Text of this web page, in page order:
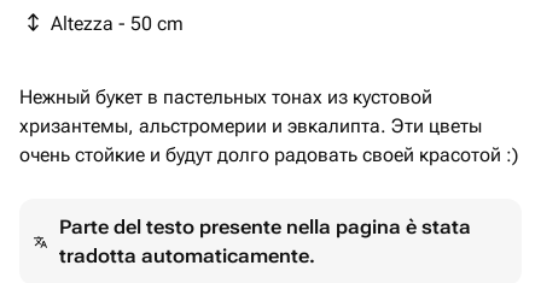
Altezza - 50 cm
Нежный букет в пастельных тонах из кустовой
хризантемы, альстромерии и эвкалипта. Эти цветы
очень стойкие и будут долго радовать своей красотой :)
Parte del testo presente nella pagina è stata
tradotta automaticamente.